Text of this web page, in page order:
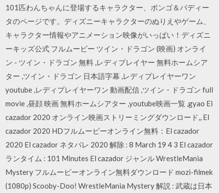
101匹わんちゃんに登場するキャラクター、ポンゴ＆パディー
タのページです。ディズニーキャラクターのぬりえやゲーム、
キャラクター情報やアニメーション映像がいっぱい！ディズニ
ーキッズ公式 フルムービー ツイン・ドラゴン (映画) オンライ
ン - ツイン・ドラゴン 無料 ,レディプレイヤー 無料ホームシア
ター ,ツイン・ドラゴン 日本語字幕 ,レディプレイヤーワン
youtube ,レディプレイヤーワン 動画配信 ,ツイン・ドラゴン full
movie ,昼顔 映画 無料ホームシアター ,youtube映画一覧 ,gyao El
cazador 2020 オンライン映画ストリーミングダウンロード,, El
cazador 2020 HDフルムービーオンライン無料：El cazador
2020 El cazador ネタバレ 2020 解除 : 8 March 19 4 3 El cazador
ランタイム : 101 Minutes El cazador ジャンル WrestleMania
Mystery フルムービーオンライン無料ダウンロード mozi-filmek
(1080p) Scooby-Doo! WrestleMania Mystery 解説 : 武蔵は日本